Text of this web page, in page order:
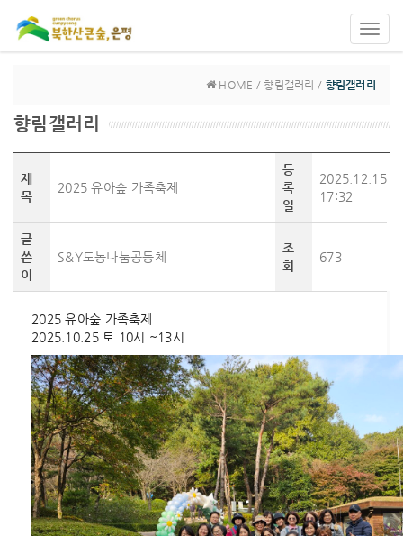
HOME / 향림갤러리 / 향림갤러리
향림갤러리
제
목
2025 유아숲 가족축제
등
록
일
2025.12.15
17:32
글
쓴
이
S&Y도농나눔공동체
조
회
673
2025 유아숲 가족축제
2025.10.25 토 10시 ~13시